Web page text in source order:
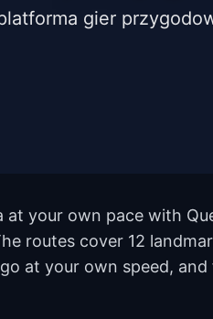
gier
at your own pace with
routes cover 12
at your own speed,